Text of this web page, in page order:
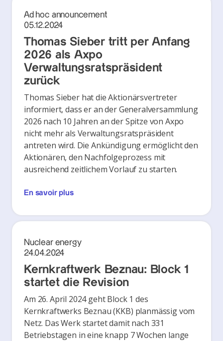
Ad hoc announcement
05.12.2024
Thomas Sieber tritt per Anfang
2026 als Axpo
Verwaltungsratspräsident
zurück
Thomas Sieber hat die Aktionärsvertreter
informiert, dass er an der Generalversammlung
2026 nach 10 Jahren an der Spitze von Axpo
nicht mehr als Verwaltungsratspräsident
antreten wird. Die Ankündigung ermöglicht den
Aktionären, den Nachfolgeprozess mit
ausreichend zeitlichem Vorlauf zu starten.
En savoir plus
Nuclear energy
24.04.2024
Kernkraftwerk Beznau: Block 1
startet die Revision
Am 26. April 2024 geht Block 1 des
Kernkraftwerks Beznau (KKB) planmässig vom
Netz. Das Werk startet damit nach 331
Betriebstagen in eine knapp 7 Wochen lange